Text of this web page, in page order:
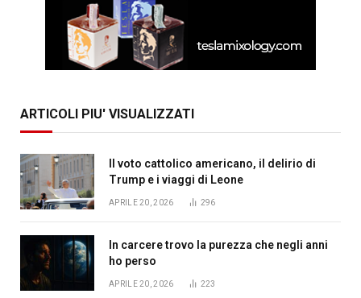
ARTICOLI PIU' VISUALIZZATI
Il voto cattolico americano, il delirio di
Trump e i viaggi di Leone
APRILE 20, 2026 296
In carcere trovo la purezza che negli anni
ho perso
APRILE 20, 2026 223